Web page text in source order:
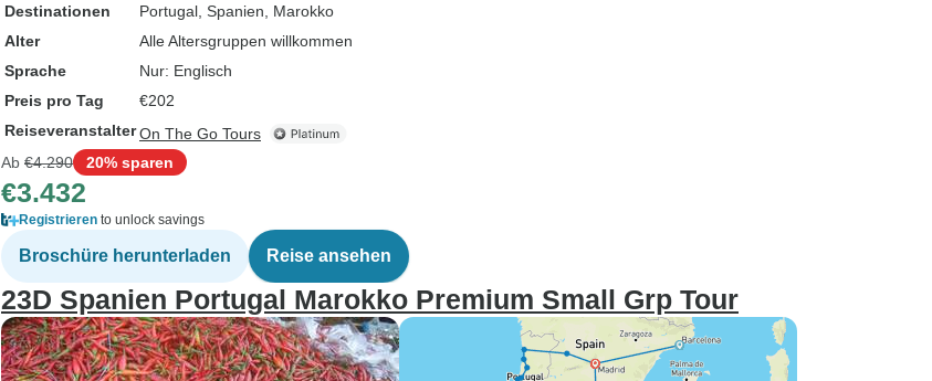
Destinationen
Portugal , Spanien , Marokko
Alter
Alle Altersgruppen willkommen
Sprache
Nur: Englisch
Preis pro Tag
€202
ReiseveranstalterOn The Go Tours
Ab €4.290 20% sparen
€3.432
Registrieren to unlock savings
Broschüre herunterladen Reise ansehen
23D Spanien Portugal Marokko Premium Small Grp Tour